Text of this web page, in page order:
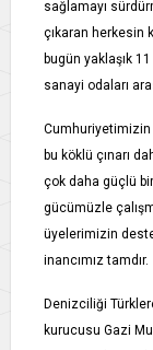
sağlamayı
çıkaran herkesin
bugün yaklaşık
sanayi odaları
Cumhuriyetimizin
bu köklü çınarı
çok daha güçlü
gücümüzle
üyelerimizin
inancımız tamdır.
Denizciliği
kurucusu Gazi